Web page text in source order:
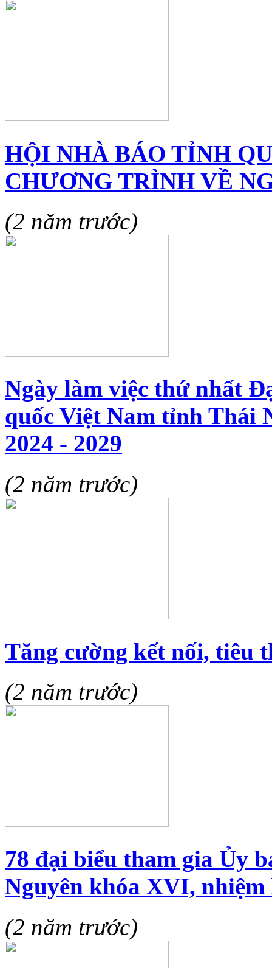
HỘI NHÀ BÁO TỈNH
CHƯƠNG TRÌNH VỀ
(2 năm trước)
Ngày làm việc thứ nhất
quốc Việt Nam tỉnh Thái
2024 - 2029
(2 năm trước)
Tăng cường kết nối, tiêu
(2 năm trước)
78 đại biểu tham gia Ủy
Nguyên khóa XVI, nhiệm
(2 năm trước)